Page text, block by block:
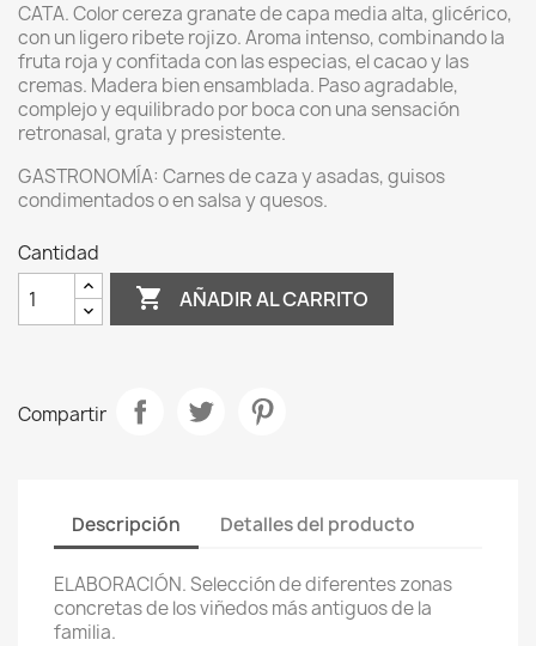
CATA. Color cereza granate de capa media alta, glicérico,
con un ligero ribete rojizo. Aroma intenso, combinando la
fruta roja y confitada con las especias, el cacao y las
cremas. Madera bien ensamblada. Paso agradable,
complejo y equilibrado por boca con una sensación
retronasal, grata y presistente.
GASTRONOMÍA: Carnes de caza y asadas, guisos
condimentados o en salsa y quesos.
Cantidad
 AÑADIR AL CARRITO
Compartir
Descripción Detalles del producto
ELABORACIÓN. Selección de diferentes zonas
concretas de los viñedos más antiguos de la
familia.